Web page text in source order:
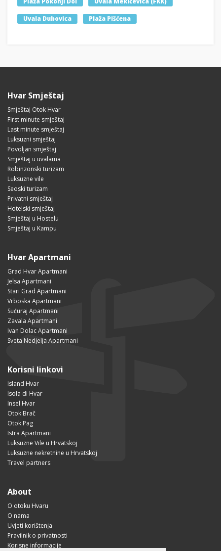
Uvala Dubovica Plaža Pišćena
Hvar Smještaj
Smještaj Otok Hvar
First minute smještaj
Last minute smještaj
Luksuzni smještaj
Povoljan smještaj
Smještaj u uvalama
Robinzonski turizam
Luksuzne vile
Seoski turizam
Privatni smještaj
Hotelski smještaj
Smještaj u Hostelu
Smještaj u Kampu
Hvar Apartmani
Grad Hvar Apartmani
Jelsa Apartmani
Stari Grad Apartmani
Vrboska Apartmani
Sućuraj Apartmani
Zavala Apartmani
Ivan Dolac Apartmani
Sveta Nedjelja Apartmani
Korisni linkovi
Island Hvar
Isola di Hvar
Insel Hvar
Otok Brač
Otok Pag
Istra Apartmani
Luksuzne Vile u Hrvatskoj
Luksuzne nekretnine u Hrvatskoj
Travel partners
About
O otoku Hvaru
O nama
Uvjeti korištenja
Pravilnik o privatnosti
Korisne informacije